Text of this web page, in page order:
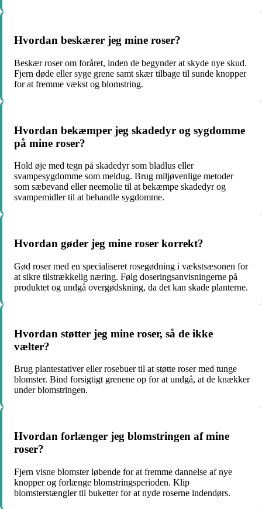
Hvordan beskærer jeg mine roser?
Beskær roser om foråret, inden de begynder at skyde nye skud.
Fjern døde eller syge grene samt skær tilbage til sunde knopper
for at fremme vækst og blomstring.
Hvordan bekæmper jeg skadedyr og sygdomme
på mine roser?
Hold øje med tegn på skadedyr som bladlus eller
svampesygdomme som meldug. Brug miljøvenlige metoder
som sæbevand eller neemolie til at bekæmpe skadedyr og
svampemidler til at behandle sygdomme.
Hvordan gøder jeg mine roser korrekt?
Gød roser med en specialiseret rosegødning i vækstsæsonen for
at sikre tilstrækkelig næring. Følg doseringsanvisningerne på
produktet og undgå overgødskning, da det kan skade planterne.
Hvordan støtter jeg mine roser, så de ikke
vælter?
Brug plantestativer eller rosebuer til at støtte roser med tunge
blomster. Bind forsigtigt grenene op for at undgå, at de knækker
under blomstringen.
Hvordan forlænger jeg blomstringen af mine
roser?
Fjern visne blomster løbende for at fremme dannelse af nye
knopper og forlænge blomstringsperioden. Klip
blomsterstængler til buketter for at nyde roserne indendørs.